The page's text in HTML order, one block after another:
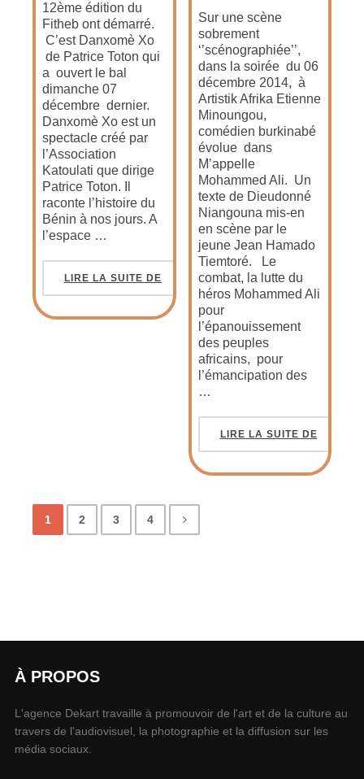
12ème édition du
Fitheb ont démarré.
C’est Danxomè Xo
de Patrice Toton qui
a ouvert le bal
dimanche 07
décembre dernier.
Danxomè Xo est un
spectacle créé par
l’Association
Katoulati que dirige
Patrice Toton. Il
raconte l’histoire du
Bénin à nos jours. A
l’espace …
LIRE LA SUITE DE
Sur une scène
sobrement
‘’scénographiée’’,
dans la soirée du 06
décembre 2014, à
Artistik Afrika Etienne
Minoungou,
comédien burkinabé
évolue dans
M’appelle
Mohammed Ali. Un
texte de Dieudonné
Niangouna mis-en
en scène par le
jeune Jean Hamado
Tiemtoré. Le
combat, la lutte du
héros Mohammed Ali
pour
l’épanouissement
des peuples
africains, pour
l’émancipation des
…
LIRE LA SUITE DE
1 2 3 4
À PROPOS
L'agence Dekart travaille à promouvoir de l'art et de la culture au
travers de l'audiovisuel, la photographie et la diffusion sur les
média sociaux.